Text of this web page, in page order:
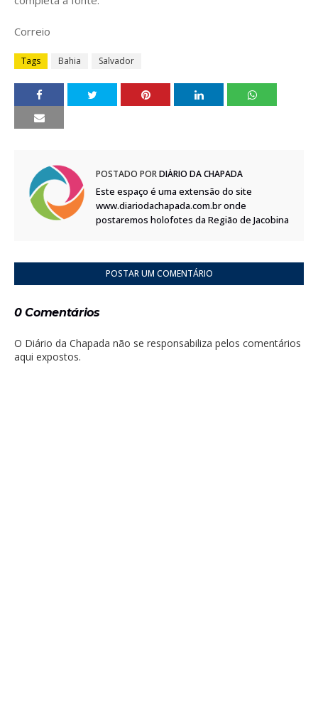
Correio
Tags Bahia Salvador
POSTADO PORDIÁRIO DA CHAPADA
Este espaço é uma extensão do site
www.diariodachapada.com.br onde
postaremos holofotes da Região de Jacobina
POSTAR UM COMENTÁRIO
0 Comentários
O Diário da Chapada não se responsabiliza pelos comentários
aqui expostos.